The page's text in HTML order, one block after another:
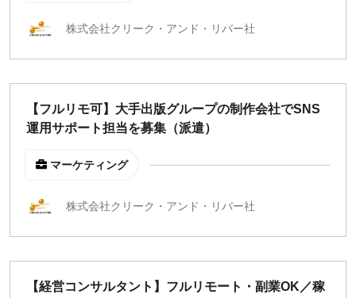
株式会社クリーク・アンド・リバー社
【フルリモ可】大手出版グループの制作会社でSNS
運用サポート担当を募集（派遣）
マーケティング
株式会社クリーク・アンド・リバー社
【経営コンサルタント】フルリモート・副業OK／稼